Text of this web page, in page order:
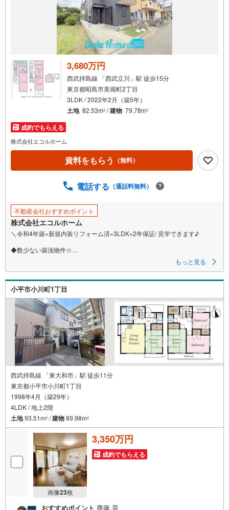
3,680万円
西武拝島線 「西武立川」駅 徒歩15分
東京都昭島市美堀町2丁目
3LDK / 2022年2月（築5年）
土地 82.53m2 /建物 79.78m2
成約でもらえる
株式会社エコルホーム
資料をもらう （無料）
電話する （通話料無料）
不動産会社おすすめポイント
株式会社エコルホーム
＼令和4年築×新規内装リフォーム済×3LDK×2年保証/ 見学できます♪
◆数少ない築浅物件☆
◆ウォークインクローゼット＆ロフト付の収納豊富な3LDK☆
◆家計にやさしい都市ガス♪
◆安心の2年保証！
- Life Information -
◇ファミリーマート・・・徒歩約5分
◇ヤオコー・・・徒歩約16分
◇拝島第二小学校・・・徒歩約7分
*オープンキャンペーン開催中☆
*いつでもお気軽にお問い合わせください♪
-------------------
≪ 住宅ローンのことならエコルホームにお任せください！ ≫
長年の経験の中で様々なお客様とのご縁をいただき、様々なご相談を通じ
て物件のお引き渡しまで一つひとつ丁寧に対応してまいりました。
自己資金がないと諦めてしまっていたお客様、転職して間もないお客様、
他社では審査が通らなかったお客様etc ぜひ一度エコルホームにご相談くだ
さい☆
経験豊富なスタッフが多角的な視点でご提案させていただきます！
もっと見る
小平市小川町1丁目
西武拝島線 「東大和市」駅 徒歩11分
東京都小平市小川町1丁目
1998年4月（築29年）
4LDK / 地上2階
土地93.51m2 /建物89.98m2
画像23枚
3,350万円
成約でもらえる
おすすめポイント 齋藤 晃